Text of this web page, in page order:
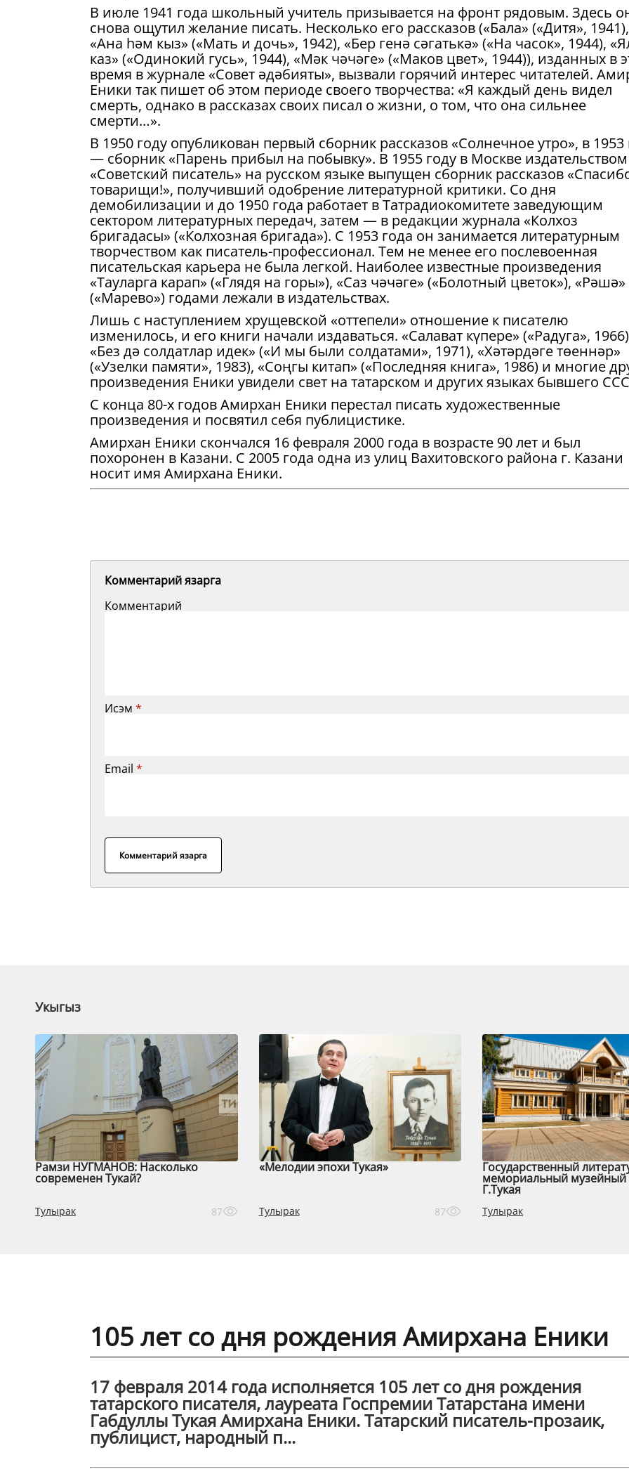
В июле 1941 года школьный учитель призывается на фронт рядовым. Здесь
снова ощутил желание писать. Несколько его рассказов («Бала» («Дитя», 1941),
«Ана һәм кыз» («Мать и дочь», 1942), «Бер генә сәгатькә» («На часок», 1944),
каз» («Одинокий гусь», 1944), «Мәк чәчәге» («Маков цвет», 1944)), изданных в
время в журнале «Совет әдәбияты», вызвали горячий интерес читателей.
Еники так пишет об этом периоде своего творчества: «Я каждый день видел
смерть, однако в рассказах своих писал о жизни, о том, что она сильнее
смерти…».
В 1950 году опубликован первый сборник рассказов «Сол­нечное утро», в 1953
— сборник «Парень при­был на побывку». В 1955 году в Москве издательством
«Советский писатель» на русском языке вы­пущен сборник рассказов
товарищи!», получивший одобрение литературной критики. Со дня
демобилизации и до 1950 года работает в Татрадиокомитете заведующим
сектором литературных передач, затем — в редакции журнала «Колхоз
бригадасы» («Колхоз­ная бригада»). С 1953 года он занимается литературным
творчеством как писатель-профессионал. Тем не менее его послевоенная
писательская карьера не была легкой. Наиболее известные произведения
«Тауларга карап» («Глядя на горы»), «Саз чәчәге» («Болотный цветок»), «Рәшә»
(«Марево») годами лежали в издательствах.
Лишь с наступлением хрущевской «оттепели» отношение к писателю
изменилось, и его книги начали издаваться. «Салават күпере» («Радуга»,
«Без дә солдатлар идек» («И мы были солдатами», 1971), «Хәтәрдәге төеннәр»
(«Узелки памяти», 1983), «Соңгы китап» («Последняя книга», 1986) и многие
произведения Еники увидели свет на татарском и других языках бывшего
С конца 80-х годов Амирхан Еники перестал писать художественные
произведения и посвятил себя публицистике.
Амирхан Еники скончался 16 февраля 2000 года в возрасте 90 лет и был
похоронен в Казани. С 2005 года одна из улиц Вахитовского района г. Казани
носит имя Амирхана Еники.
Комментарий язарга
Комментарий
Исэм *
Email *
Комментарий язарга
Укыгыз
Рамзи НУГМАНОВ: Насколько
современен Тукай?
Тулырак 87
«Мелодии эпохи Тукая»
Тулырак 87
Государственный
мемориальный музейный
Г.Тукая
Тулырак
105 лет со дня рождения Амирхана Еники
17 февраля 2014 года исполняется 105 лет со дня рождения
татарского писателя, лауреата Госпремии Татарстана имени
Габдуллы Тукая Амирхана Еники. Татарский писатель-прозаик,
публицист, народный п...